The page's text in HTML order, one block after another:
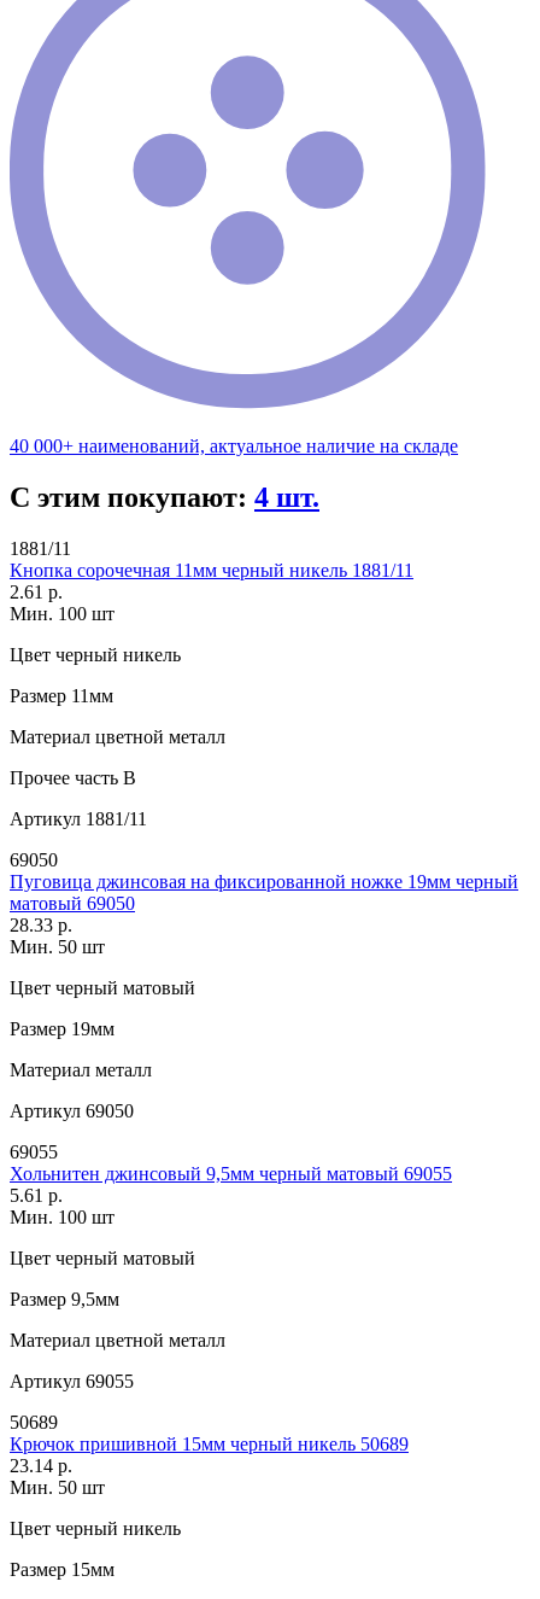
40 000+ наименований, актуальное наличие на складе
С этим покупают: 4 шт.
1881/11
Кнопка сорочечная 11мм черный никель 1881/11
2.61 р.
Мин. 100 шт
Цвет черный никель
Размер 11мм
Материал цветной металл
Прочее часть В
Артикул 1881/11
69050
Пуговица джинсовая на фиксированной ножке 19мм черный
матовый 69050
28.33 р.
Мин. 50 шт
Цвет черный матовый
Размер 19мм
Материал металл
Артикул 69050
69055
Хольнитен джинсовый 9,5мм черный матовый 69055
5.61 р.
Мин. 100 шт
Цвет черный матовый
Размер 9,5мм
Материал цветной металл
Артикул 69055
50689
Крючок пришивной 15мм черный никель 50689
23.14 р.
Мин. 50 шт
Цвет черный никель
Размер 15мм